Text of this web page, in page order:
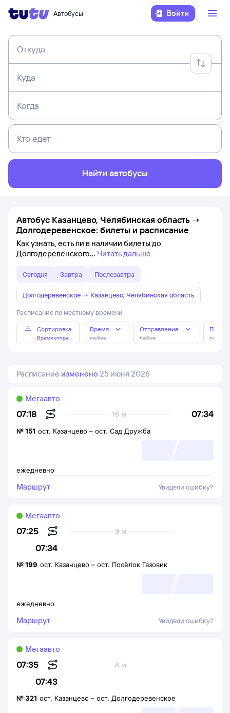
Автобусы Войти
Откуда
Куда
Когда
Кто едет
Найти автобусы
Автобус Казанцево, Челябинская область →
Долгодеревенское: билеты и расписание
Как узнать, есть ли в наличии билеты до
Долгодеревенского
Читать дальше
Сегодня Завтра Послезавтра
Долгодеревенское → Казанцево, Челябинская область
Расписание по местному времени
Сортировка
Время отправления
Время
любое
Отправление
любое любое
Расписание изменено 25 июня 2026
07:18 07:34
16 м
Мегаавто
ежедневно
№151 ост. Казанцево – ост. Сад Дружба
Маршрут Увидели ошибку?
07:25
07:34
9 м
Мегаавто
ежедневно
№199 ост. Казанцево – ост. Посёлок Газовик
Маршрут Увидели ошибку?
07:35
07:43
8 м
Мегаавто
№321 ост. Казанцево – ост. Долгодеревенское